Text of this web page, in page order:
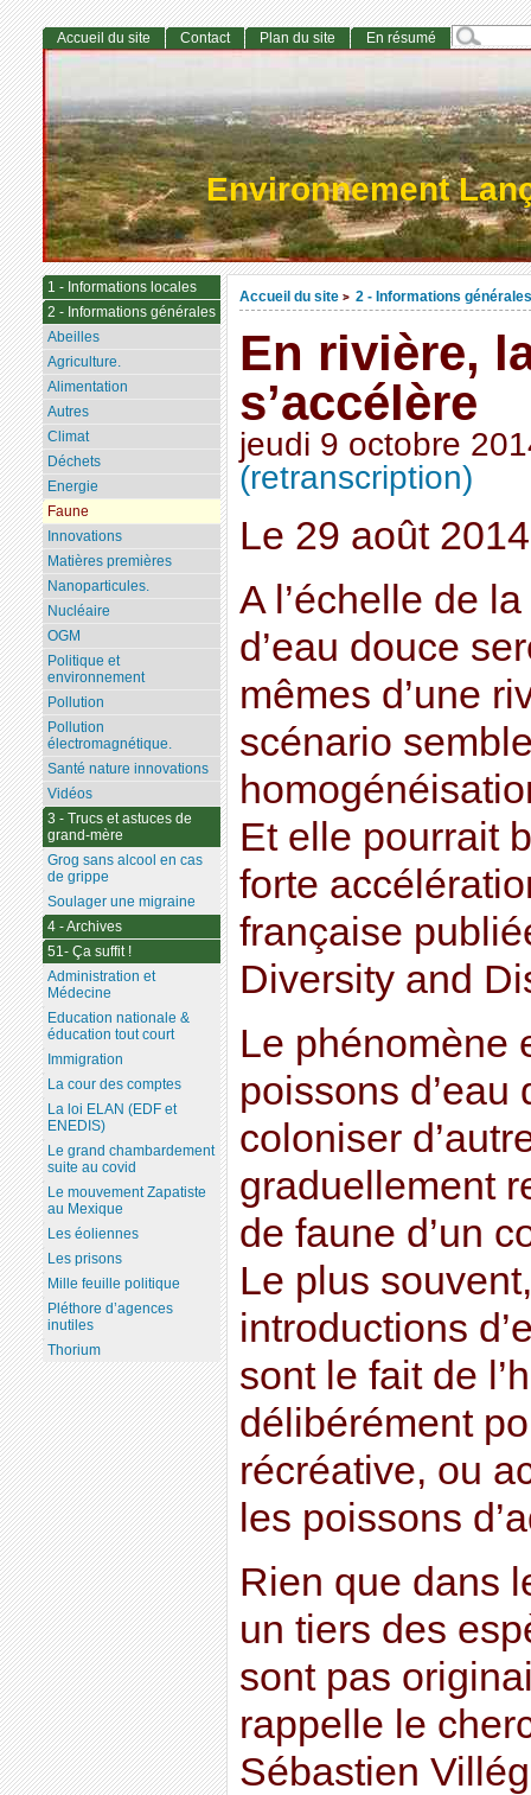
Environnement
Accueil du site > 2 - Informations générales
En rivière,
s’accélère
jeudi 9 octobre
(retranscription)
Le 29 août
A l’échelle de
d’eau douce
mêmes d’une
scénario
Et elle pourrait
forte
française
Diversity and
Le phénomène
poissons d’eau
coloniser
graduellement
de faune d’un
Le plus
introductions
sont le fait de
délibérément
récréative, ou
les poissons
Rien que dans
un tiers des
sont pas
rappelle le
Sébastien
Accueil du site Contact Plan du site En résumé
1 - Informations locales
2 - Informations générales
Abeilles
Agriculture.
Alimentation
Autres
Climat
Déchets
Energie
Faune
Innovations
Matières premières
Nanoparticules.
Nucléaire
OGM
Politique et
environnement
Pollution
Pollution
électromagnétique.
Santé nature innovations
Vidéos
3 - Trucs et astuces de
grand-mère
Grog sans alcool en cas
de grippe
Soulager une migraine
4 - Archives
51- Ça suffit !
Administration et
Médecine
Education nationale &
éducation tout court
Immigration
La cour des comptes
La loi ELAN (EDF et
ENEDIS)
Le grand chambardement
suite au covid
Le mouvement Zapatiste
au Mexique
Les éoliennes
Les prisons
Mille feuille politique
Pléthore d’agences
inutiles
Thorium